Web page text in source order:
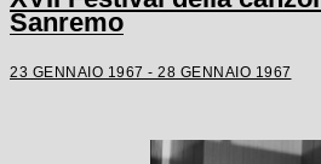
Sanremo
23 GENNAIO 1967 - 28 GENNAIO 1967